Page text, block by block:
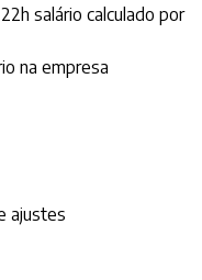
salário calculado por
na empresa
ajustes